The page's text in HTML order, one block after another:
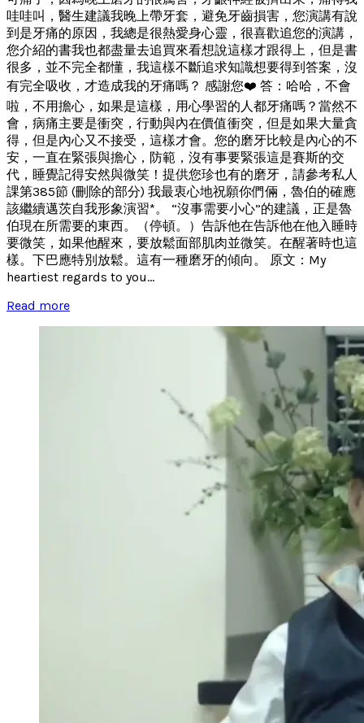
哇哇叫，醫生建議我晚上帶牙套，避免牙齒損害，您演講有說
到是牙痛的原因，我總是很熱愛身心靈，很喜歡追您的演講，
您介紹的書我也都盡量去追買來看想說這樣才跟得上，但是書
很多，並不完全都懂，我這樣不斷追求知識想要得到答案，沒
有完全吸收，才造成我的牙痛嗎？ 感謝您❤️ 答：哈哈，不會
啦，不用擔心，如果是這樣，用心學習的人都牙痛嗎？當然不
會，病痛主要是衝突，行動與內在價值衝突，但是如果大量貪
得，但是內心又不接受，這樣才會。您的磨牙比較是內心的不
安，一直在緊張與擔心，防範，沒有事要緊張這是賽斯的交
代，睡覺記得安然與微笑！提供您珍也有的磨牙，請參考私人
課第385節 (刪除的部分) 我最衷心地祝願你們倆，魯伯的確應
該繼續邁茨自我形象演習*。 “沒事需要小心”的建議，正是魯
伯現在所需要的東西。（停頓。）告訴他在告訴他在他入睡時
要微笑，如果他醒來，要放鬆面部肌肉並微笑。在醒著時也這
樣。下巴應特別放鬆。這有一種磨牙的傾向。 原文：My
heartiest regards to you...
Read more